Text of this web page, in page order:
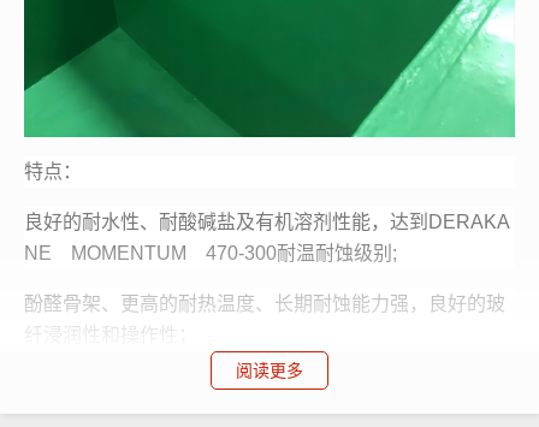
特点：
良好的耐水性、耐酸碱盐及有机溶剂性能，达到DERAKA
NE MOMENTUM 470-300耐温耐蚀级别;
酚醛骨架、更高的耐热温度、长期耐蚀能力强，良好的玻
纤浸润性和操作性；
高温下优异的强度，模量和韧性保持率，纯树脂铸体热变
形温度HDT达143℃.
阅读更多